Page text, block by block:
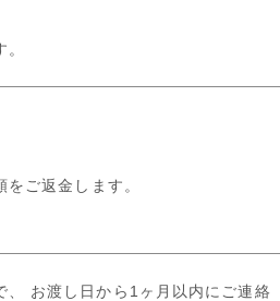
ご返金します。
お渡し日から1ヶ月以内にご連絡